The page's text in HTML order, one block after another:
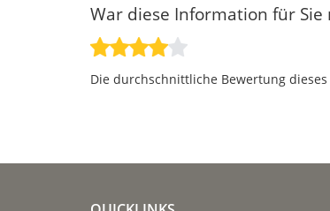
War diese Information für Sie
Die durchschnittliche Bewertung